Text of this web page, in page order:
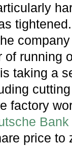
of running
taking a
factory
Bank
price to